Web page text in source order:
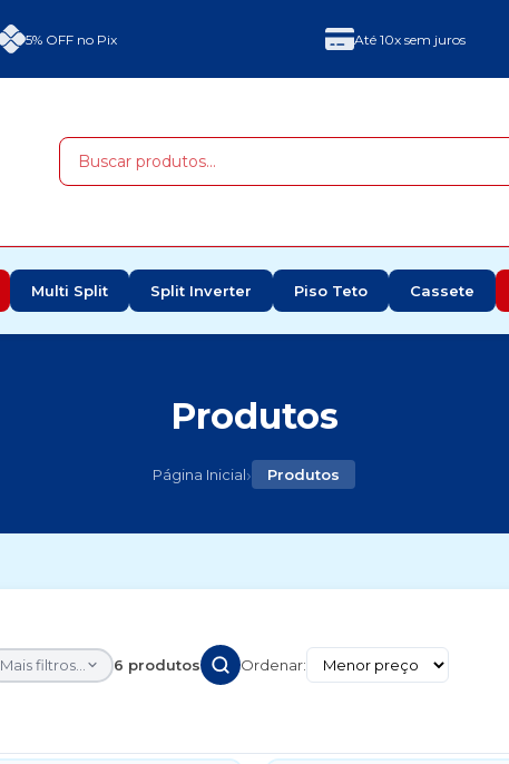
5% OFF no Pix Até 10x sem juros
Multi Split Split Inverter Piso Teto Cassete
Produtos
Página Inicial› Produtos
Mais filtros... 6 produtos Ordenar: